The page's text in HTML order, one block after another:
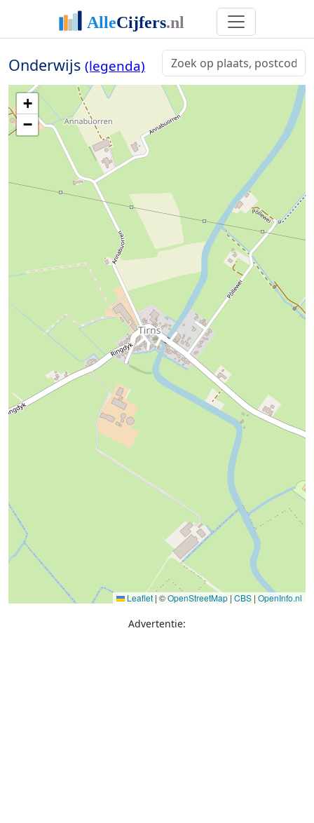
Onderwijs (legenda)
+
−
Leaflet | ©OpenStreetMap | CBS | OpenInfo.nl
Advertentie: